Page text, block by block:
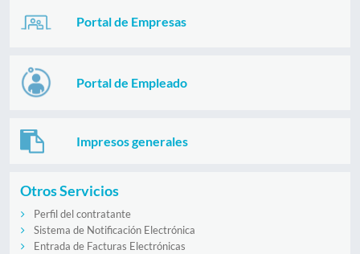
Portal de Empresas
Portal de Empleado
Impresos generales
Otros Servicios
Perfil del contratante
Sistema de Notificación Electrónica
Entrada de Facturas Electrónicas